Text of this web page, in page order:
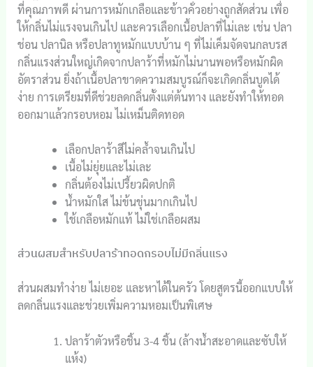
ที่คุณภาพดี ผ่านการหมักเกลือและข้าวคั่วอย่างถูกสัดส่วน เพื่อ
ให้กลิ่นไม่แรงจนเกินไป และควรเลือกเนื้อปลาที่ไม่เละ เช่น ปลา
ช่อน ปลานิล หรือปลาทูหมักแบบบ้าน ๆ ที่ไม่เค็มจัดจนกลบรส
กลิ่นแรงส่วนใหญ่เกิดจากปลาร้าที่หมักไม่นานพอหรือหมักผิด
อัตราส่วน ยิ่งถ้าเนื้อปลาขาดความสมบูรณ์ก็จะเกิดกลิ่นบูดได้
ง่าย การเตรียมที่ดีช่วยลดกลิ่นตั้งแต่ต้นทาง และยังทำให้ทอด
ออกมาแล้วกรอบหอม ไม่เหม็นติดทอด
เลือกปลาร้าสีไม่คล้ำจนเกินไป
เนื้อไม่ยุ่ยและไม่เละ
กลิ่นต้องไม่เปรี้ยวผิดปกติ
น้ำหมักใส ไม่ข้นขุ่นมากเกินไป
ใช้เกลือหมักแท้ ไม่ใช่เกลือผสม
ส่วนผสมสำหรับปลาร้าทอดกรอบไม่มีกลิ่นแรง
ส่วนผสมทำง่าย ไม่เยอะ และหาได้ในครัว โดยสูตรนี้ออกแบบให้
ลดกลิ่นแรงและช่วยเพิ่มความหอมเป็นพิเศษ
ปลาร้าตัวหรือชิ้น 3-4 ชิ้น (ล้างน้ำสะอาดและซับให้
แห้ง)